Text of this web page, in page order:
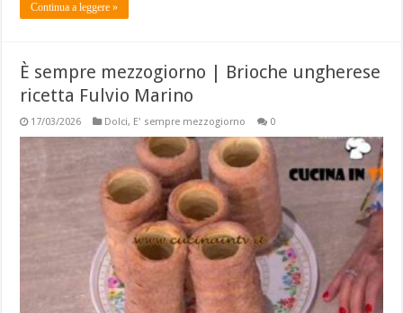
Continua a leggere »
È sempre mezzogiorno | Brioche ungherese
ricetta Fulvio Marino
17/03/2026 Dolci, E' sempre mezzogiorno 0